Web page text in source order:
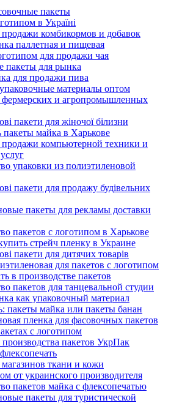
пакеты
в Україні
комбикормов и добавок
паллетная и пищевая
для продажи чая
пакеты для рынка
для продажи пива
материалы оптом
фермерских и агропромышленных
пакети для жіночої білизни
пакеты майка в Харькове
компьютерной техники и
упаковки из полиэтиленовой
пакети для продажу будівельних
пакеты для рекламы доставки
пакетов с логотипом в Харькове
стрейч пленку в Украине
пакети для дитячих товарів
для пакетов с логотипом
в производстве пакетов
пакетов для танцевальной студии
как упаковочный материал
пакеты майка или пакеты банан
пленка для фасовочных пакетов
с логотипом
пакетов УкрПак
ткани и кожи
от украинского производителя
пакетов майка с флексопечатью
пакеты для туристической